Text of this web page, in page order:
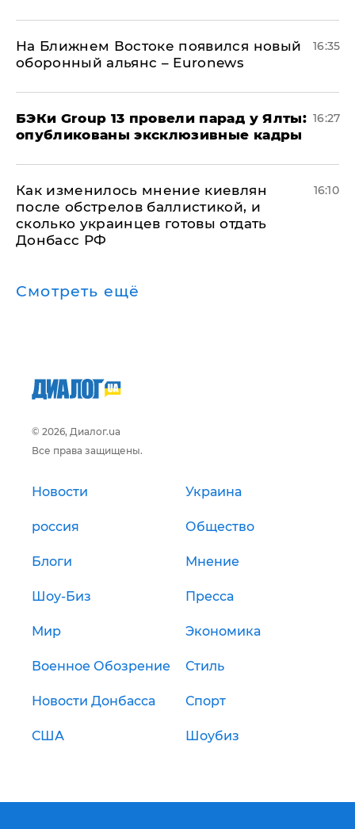
На Ближнем Востоке появился новый
оборонный альянс – Euronews
16:35
​БЭКи Group 13 провели парад у Ялты:
опубликованы эксклюзивные кадры
16:27
Как изменилось мнение киевлян
после обстрелов баллистикой, и
сколько украинцев готовы отдать
Донбасс РФ
16:10
Смотреть ещё
© 2026, Диалог.ua
Все права защищены.
Новости Украина
россия Общество
Блоги Мнение
Шоу-Биз Пресса
Мир Экономика
Военное Обозрение Стиль
Новости Донбасса Спорт
США Шоубиз